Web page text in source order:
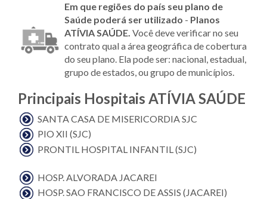
Em que regiões do país seu plano de
Saúde poderá ser utilizado - Planos
ATÍVIA SAÚDE. Você deve verificar no seu
contrato qual a área geográfica de cobertura
do seu plano. Ela pode ser: nacional, estadual,
grupo de estados, ou grupo de municípios.
Principais Hospitais ATÍVIA SAÚDE
SANTA CASA DE MISERICORDIA SJC
PIO XII (SJC)
PRONTIL HOSPITAL INFANTIL (SJC)
HOSP. ALVORADA JACAREI
HOSP. SAO FRANCISCO DE ASSIS (JACAREI)